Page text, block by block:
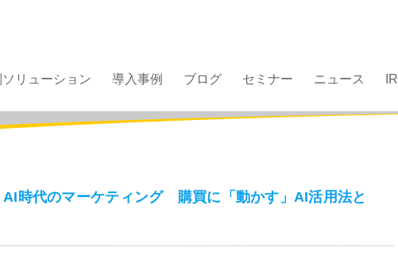
リューション 導入事例 ブログ セミナー ニュース IR
時代のマーケティング 購買に「動かす」AI活用法と